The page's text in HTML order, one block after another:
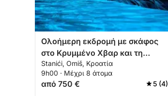
Ολοήμερη εκδρομή με σκάφος
στο Κρυμμένο Χβαρ και τη
Γαλάζια Σπηλιά
Stanići, Omiš, Κροατία
9h00 · Μέχρι 8 άτομα
από 750 € 5 (4)